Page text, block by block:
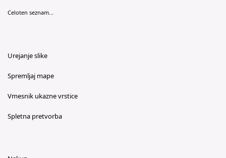
Celoten seznam...
Urejanje slike
Spremljaj mape
Vmesnik ukazne vrstice
Spletna pretvorba